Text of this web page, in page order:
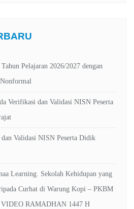
Pelajaran 2026/2027 dengan
Verifikasi dan Validasi NISN Peserta
Validasi NISN Peserta Didik
Learning. Sekolah Kehidupan yang
Curhat di Warung Kopi – PKBM
RAMADHAN 1447 H